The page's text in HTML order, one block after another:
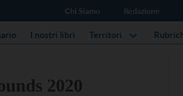
Chi Siamo Redazione
I nostri libri Territori
2020